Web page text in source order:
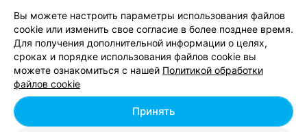
Ремонт телефонов в м-р Михалово в Минске
Ремонт телефонов в м-р Петровщина в Минске
Ремонт телефонов в м-р Пулихова в Минске
Вы можете настроить параметры использования файлов
cookie или изменить свое согласие в более позднее время.
Для получения дополнительной информации о целях,
сроках и порядке использования файлов cookie вы
можете ознакомиться с нашей Политикой обработки
файлов cookie
Принять